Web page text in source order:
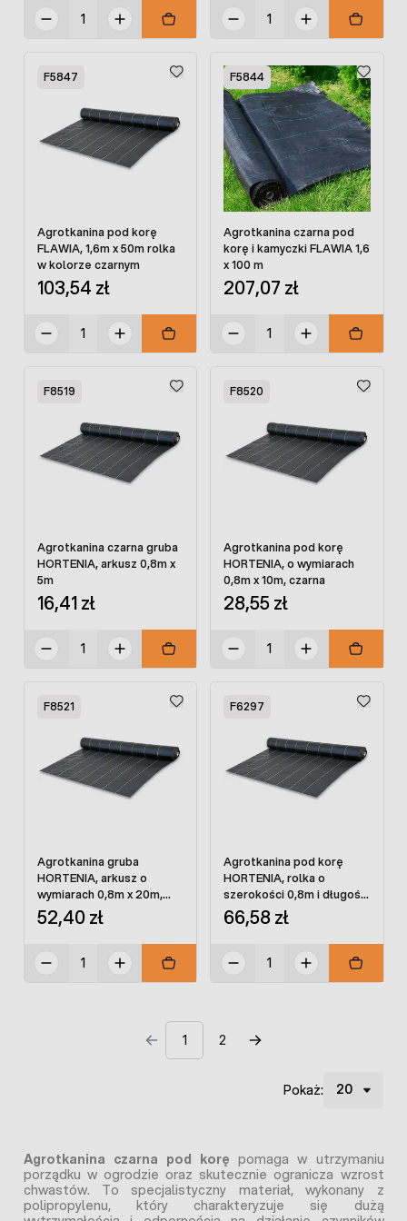
F5847
Agrotkanina pod korę
FLAWIA, 1,6m x 50m rolka
w kolorze czarnym
103,54 zł
F5844
Agrotkanina czarna pod
korę i kamyczki FLAWIA 1,6
x 100 m
207,07 zł
F8519
Agrotkanina czarna gruba
HORTENIA, arkusz 0,8m x
5m
16,41 zł
F8520
Agrotkanina pod korę
HORTENIA, o wymiarach
0,8m x 10m, czarna
28,55 zł
F8521
Agrotkanina gruba
HORTENIA, arkusz o
wymiarach 0,8m x 20m,
kolor czarny
52,40 zł
F6297
Agrotkanina pod korę
HORTENIA, rolka o
szerokości 0,8m i długości
50m, kolor czarny
66,58 zł
1 2
Pokaż:
Agrotkanina czarna pod korę pomaga w utrzymaniu
porządku w ogrodzie oraz skutecznie ogranicza wzrost
chwastów. To specjalistyczny materiał, wykonany z
polipropylenu, który charakteryzuje się dużą